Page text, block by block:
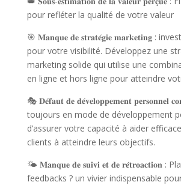
pour refléter la qualité de votre valeur
🎯 𝐌𝐚𝐧𝐪𝐮𝐞 𝐝𝐞 𝐬𝐭𝐫𝐚𝐭𝐞́𝐠𝐢𝐞 𝐦𝐚𝐫𝐤𝐞𝐭𝐢𝐧𝐠 :
pour votre visibilité. Développez une
marketing solide qui utilise une
en ligne et hors ligne pour atteindre
🎭 𝐃𝐞́𝐟𝐚𝐮𝐭 𝐝𝐞 𝐝𝐞́𝐯𝐞𝐥𝐨𝐩𝐩𝐞𝐦𝐞𝐧𝐭 𝐩𝐞𝐫𝐬𝐨𝐧𝐧𝐞𝐥
toujours en mode de développement
d’assurer votre capacité à aider
clients à atteindre leurs objectifs.
🌤 𝐌𝐚𝐧𝐪𝐮𝐞 𝐝𝐞 𝐬𝐮𝐢𝐯𝐢 𝐞𝐭 𝐝𝐞 𝐫𝐞́𝐭𝐫𝐨𝐚𝐜𝐭𝐢𝐨𝐧 :
feedbacks ? un vivier indispensable